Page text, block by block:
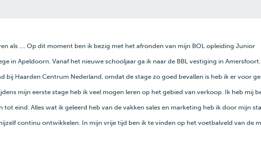
als .... Op dit moment ben ik bezig met het afronden van mijn BOL opleiding Junior
in Apeldoorn. Vanaf het nieuwe schooljaar ga ik naar de BBL vestiging in Amersfoort.
bij Haarden Centrum Nederland, omdat de stage zo goed bevallen is heb ik er voor
mijn eerste stage heb ik veel mogen leren op het gebied van verkoop. Ik heb mij
eind. Alles wat ik geleerd heb van de vakken sales en marketing heb ik door mijn
continu ontwikkelen. In mijn vrije tijd ben ik te vinden op het voetbalveld van de